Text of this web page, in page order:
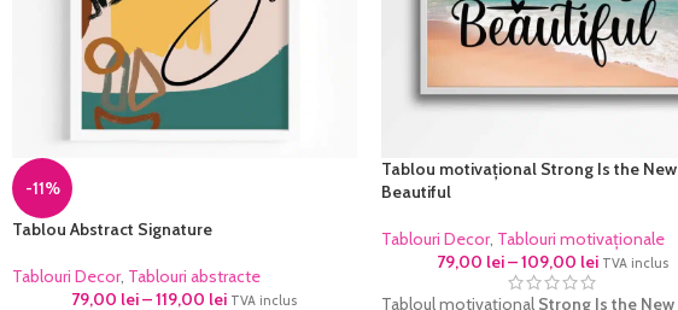
-11%
Tablou Abstract Signature
Tablouri Decor, Tablouri abstracte
79,00 lei–119,00 lei TVA inclus
Tablou motivațional Strong Is the New
Beautiful
Tablouri Decor, Tablouri motivaționale
79,00 lei–109,00 lei TVA inclus
Tabloul motivațional Strong Is the New